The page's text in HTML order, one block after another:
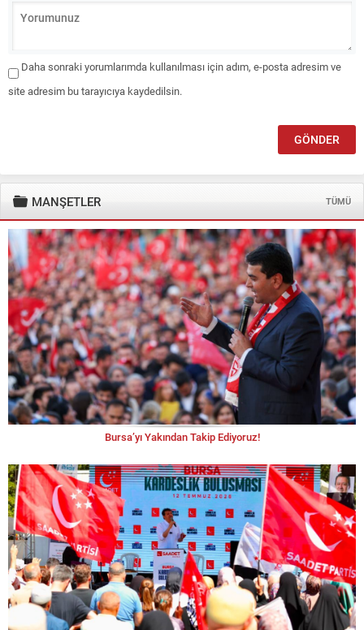
Daha sonraki yorumlarımda kullanılması için adım, e-posta adresim ve
site adresim bu tarayıcıya kaydedilsin.
MANŞETLER TÜMÜ
Bursa’yı Yakından Takip Ediyoruz!